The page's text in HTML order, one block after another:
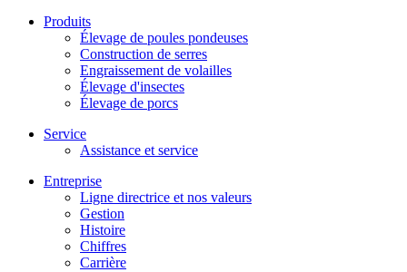
Produits
Élevage de poules pondeuses
Construction de serres
Engraissement de volailles
Élevage d'insectes
Élevage de porcs
Service
Assistance et service
Entreprise
Ligne directrice et nos valeurs
Gestion
Histoire
Chiffres
Carrière